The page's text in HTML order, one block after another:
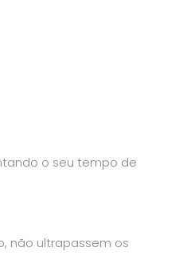
o seu tempo de
não ultrapassem os